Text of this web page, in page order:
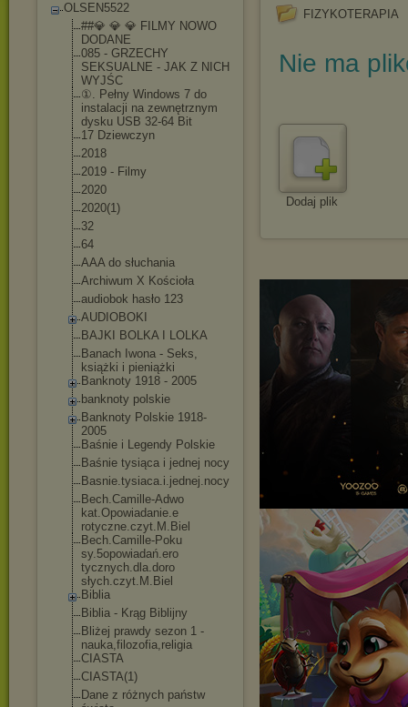
OLSEN5522
##💎 💎 💎 FILMY NOWO
DODANE
085 - GRZECHY
SEKSUALNE - JAK Z NICH
WYJŚC
①. Pełny Windows 7 do
instalacji na zewnętrznym
dysku USB 32-64 Bit
17 Dziewczyn
2018
2019 - Filmy
2020
2020(1)
32
64
AAA do słuchania
Archiwum X Kościoła
audiobok hasło 123
AUDIOBOKI
BAJKI BOLKA I LOLKA
Banach Iwona - Seks,
książki i pieniążki
Banknoty 1918 - 2005
banknoty polskie
Banknoty Polskie 1918-
2005
Baśnie i Legendy Polskie
Baśnie tysiąca i jednej nocy
Basnie.tysiaca.i.jednej.nocy
Bech.Camille-Adwo
kat.Opowiadanie.e
rotyczne.czyt.M.Biel
Bech.Camille-Poku
sy.5opowiadań.ero
tycznych.dla.doro
słych.czyt.M.Biel
Biblia
Biblia - Krąg Biblijny
Bliżej prawdy sezon 1 -
nauka,filozofia,religia
CIASTA
CIASTA(1)
Dane z różnych państw
FIZYKOTERAPIA
Nie ma
Dodaj plik